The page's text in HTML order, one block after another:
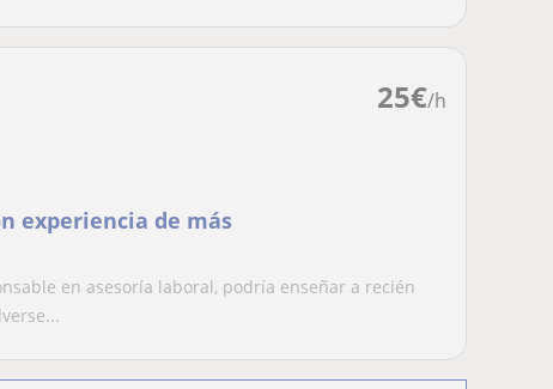
25€/h
experiencia de más
en asesoría laboral, podría enseñar a recién